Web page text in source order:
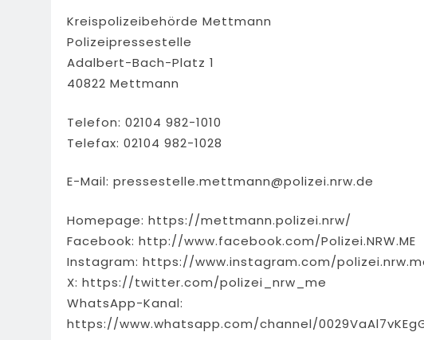
Kreispolizeibehörde Mettmann
Polizeipressestelle
Adalbert-Bach-Platz 1
40822 Mettmann
Telefon: 02104 982-1010
Telefax: 02104 982-1028
E-Mail: pressestelle.mettmann@polizei.nrw.de
Homepage: https://mettmann.polizei.nrw/
Facebook: http://www.facebook.com/Polizei.NRW.ME
Instagram: https://www.instagram.com/
X: https://twitter.com/polizei_nrw_me
WhatsApp-Kanal:
https://www.whatsapp.com/channel/